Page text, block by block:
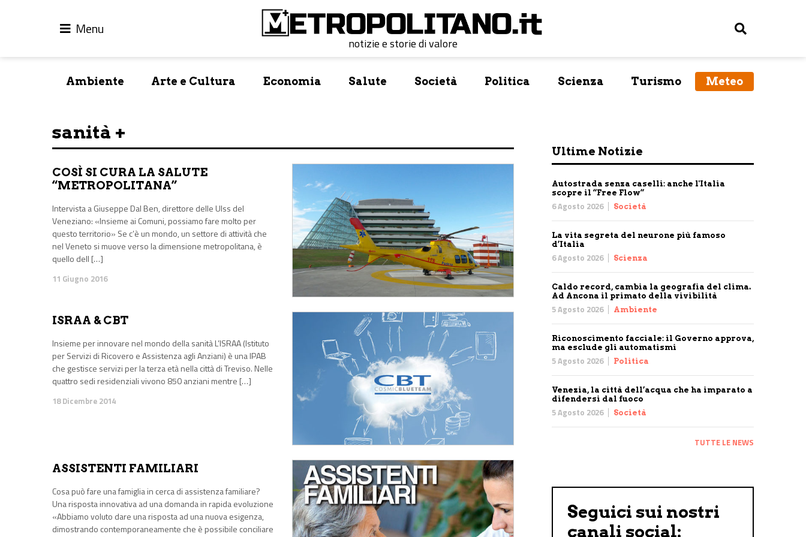
Menu
notizie e storie di valore
Ambiente Arte e Cultura Economia Salute Società Politica Scienza Turismo Meteo
sanità +
COSÌ SI CURA LA SALUTE
“METROPOLITANA”
Intervista a Giuseppe Dal Ben, direttore delle Ulss del
Veneziano: «Insieme ai Comuni, possiamo fare molto per
questo territorio» Se c’è un mondo, un settore di attività che
nel Veneto si muove verso la dimensione metropolitana, è
quello dell […]
11 Giugno 2016
ISRAA & CBT
Insieme per innovare nel mondo della sanità L’ISRAA (Istituto
per Servizi di Ricovero e Assistenza agli Anziani) è una IPAB
che gestisce servizi per la terza età nella città di Treviso. Nelle
quattro sedi residenziali vivono 850 anziani mentre […]
18 Dicembre 2014
ASSISTENTI FAMILIARI
Cosa può fare una famiglia in cerca di assistenza familiare?
Una risposta innovativa ad una domanda in rapida evoluzione
«Abbiamo voluto dare una risposta ad una nuova esigenza,
dimostrando contemporaneamente che è possibile conciliare
Ultime Notizie
Autostrada senza caselli: anche l'Italia
scopre il “Free Flow”
6 Agosto 2026 Società
La vita segreta del neurone più famoso
d’Italia
6 Agosto 2026 Scienza
Caldo record, cambia la geografia del clima.
Ad Ancona il primato della vivibilità
5 Agosto 2026 Ambiente
Riconoscimento facciale: il Governo approva,
ma esclude gli automatismi
5 Agosto 2026 Politica
Venezia, la città dell’acqua che ha imparato a
difendersi dal fuoco
5 Agosto 2026 Società
TUTTE LE NEWS
Seguici sui nostri
canali social: